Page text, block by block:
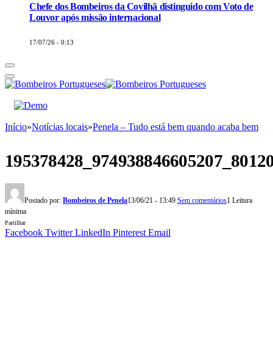
Chefe dos Bombeiros da Covilhã distinguido com Voto de
Louvor após missão internacional
17/07/26 - 0:13
Início»Notícias locais»Penela – Tudo está bem quando acaba bem
Postado por: Bombeiros de Penela13/06/21 - 13:49 Sem comentários1 Leitura
mínima
Partilhar
Facebook Twitter LinkedIn Pinterest Email